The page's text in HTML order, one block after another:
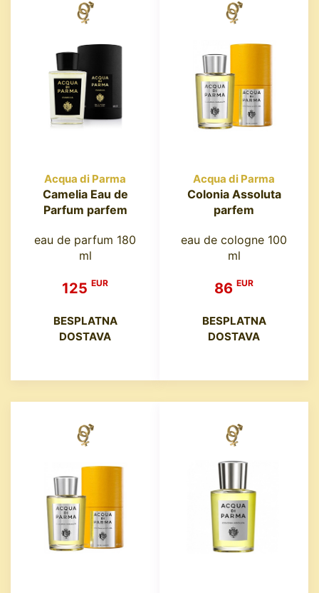
Acqua di Parma
Camelia Eau de
Parfum parfem
eau de parfum 180
ml
125 EUR
BESPLATNA
DOSTAVA
Acqua di Parma
Colonia Assoluta
parfem
eau de cologne 100
ml
86 EUR
BESPLATNA
DOSTAVA